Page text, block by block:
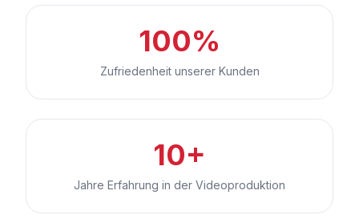
100%
Zufriedenheit unserer Kunden
10+
Jahre Erfahrung in der Videoproduktion